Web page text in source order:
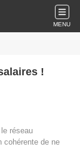
MENU
!
réseau
cohérente de ne